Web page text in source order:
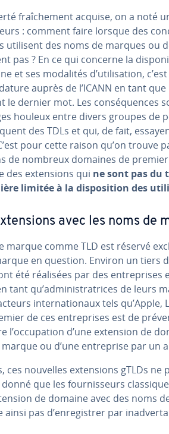
fraî­che­ment acquise, on a noté
: comment faire lorsque des
utilisent des noms de marques ou
pas ? En ce qui concerne la
et ses modalités d’uti­li­sa­tion,
auprès de l’ICANN en tant
le dernier mot. Les con­sé­quences
houleux entre divers groupes de
des TDLs et qui, de fait,
pour cette raison qu’on trouve
de nombreux domaines de
des ex­ten­sions qui ne sont pas du
limitée à la dis­po­si­tion des
avec les noms de
marque comme TLD est réservé
en question. Environ un tiers
été réalisées par des
tant qu’ad­mi­nis­tra­trices de leurs
in­ter­na­tio­naux tels qu’Apple,
de ces en­tre­prises est de
l’oc­cu­pa­tion d’une extension de
marque ou d’une en­tre­prise par un
ces nouvelles ex­ten­sions gTLDs ne
que les four­nis­seurs
de domaine avec des noms
pas d’en­re­gis­trer par